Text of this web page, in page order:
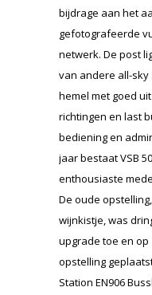
bijdrage aan het
gefotografeerde
netwerk. De post
van andere all-
hemel met goed
richtingen en last
bediening en
jaar bestaat VSB
enthousiaste
De oude
wijnkistje, was
upgrade toe en op
opstelling
Station EN906